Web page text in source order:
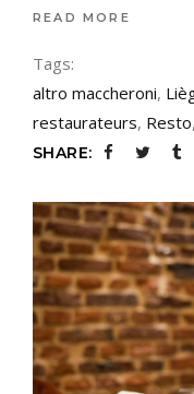
READ MORE
Tags:
altro maccheroni,
restaurateurs, Resto,
SHARE: